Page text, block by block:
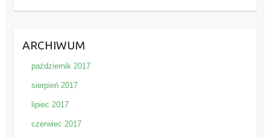
ARCHIWUM
październik 2017
sierpień 2017
lipiec 2017
czerwiec 2017